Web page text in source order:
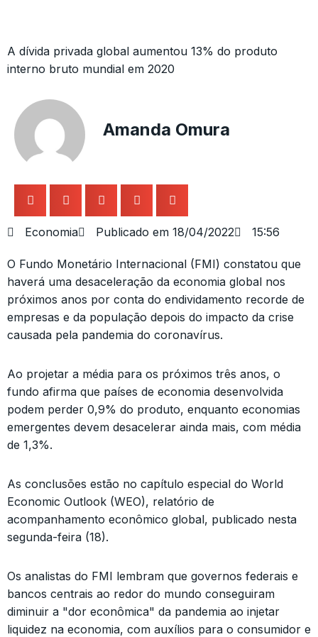
A dívida privada global aumentou 13% do produto
interno bruto mundial em 2020
Amanda Omura
Economia Publicado em 18/04/2022 15:56
O Fundo Monetário Internacional (FMI) constatou que
haverá uma desaceleração da economia global nos
próximos anos por conta do endividamento recorde de
empresas e da população depois do impacto da crise
causada pela pandemia do coronavírus.
Ao projetar a média para os próximos três anos, o
fundo afirma que países de economia desenvolvida
podem perder 0,9% do produto, enquanto economias
emergentes devem desacelerar ainda mais, com média
de 1,3%.
As conclusões estão no capítulo especial do World
Economic Outlook (WEO), relatório de
acompanhamento econômico global, publicado nesta
segunda-feira (18).
Os analistas do FMI lembram que governos federais e
bancos centrais ao redor do mundo conseguiram
diminuir a "dor econômica" da pandemia ao injetar
liquidez na economia, com auxílios para o consumidor e